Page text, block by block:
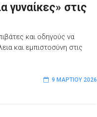
γυναίκες» στις
και οδηγούς να
και εμπιστοσύνη στις
9 ΜΑΡΤΊΟΥ 2026